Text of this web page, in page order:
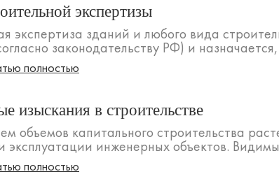
экспертизы
экспертиза зданий и любого вида
законодательству РФ) и
полностью
изыскания в строительстве
объемов капитального строительства
эксплуатации инженерных объектов.
полностью